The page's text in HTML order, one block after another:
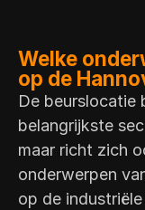
Welke
op de
De beurslocatie
belangrijkste
maar richt zich
onderwerpen
op de